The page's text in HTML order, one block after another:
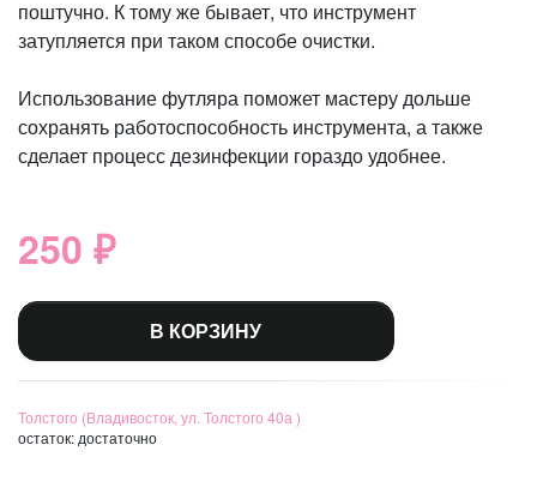
поштучно. К тому же бывает, что инструмент
затупляется при таком способе очистки.
Использование футляра поможет мастеру дольше
сохранять работоспособность инструмента, а также
сделает процесс дезинфекции гораздо удобнее.
250 ₽
В КОРЗИНУ
Толстого (Владивосток, ул. Толстого 40а )
остаток: достаточно